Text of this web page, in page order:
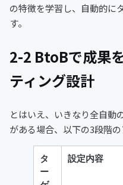
の特徴を学習し、自動的に
す。
2-2 BtoBで成果
ティング設計
とはいえ、いきなり全自動
がある場合、以下の3段階
タ
ー
設定内容